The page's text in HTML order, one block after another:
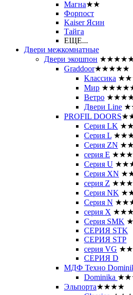
Магна★★
Форпост
Kaiser Ясин
Тайга
ЕЩЕ...
Двери межкомнатные
Двери экошпон
Graddoor★★★★★
Классика
Мир
Ветро
Двери Line
PROFIL DOORS
Серия LK
Серия L
Серия ZN
серия E
Серия U
Серия XN
серия Z
Серия NK
Серия N
серия X
Серия SMK
СЕРИЯ STK
СЕРИЯ STP
серия VG
СЕРИЯ D
МДФ Техно
Dominika
Эльпорта★★★★